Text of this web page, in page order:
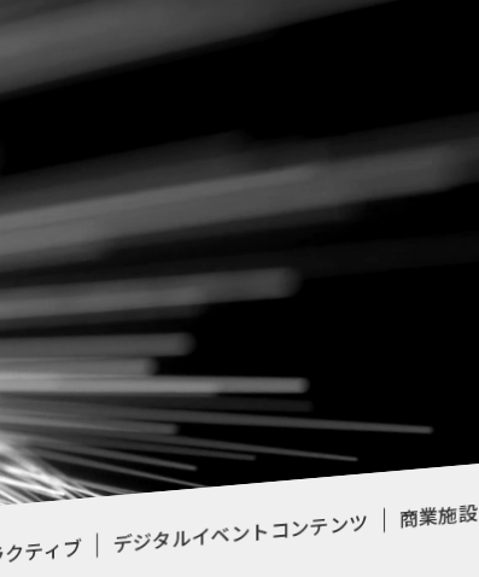
ティブ デジタルイベントコンテンツ 商業施設